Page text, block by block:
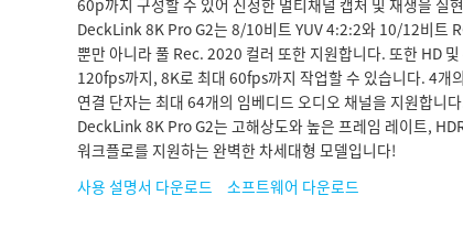
60p까지 구성할 수 있어 진정한 멀티채널 캡처 및 재생을 실
DeckLink 8K Pro G2는 8/10비트 YUV 4:2:2와 10/12비트
뿐만 아니라 풀 Rec. 2020 컬러 또한 지원합니다. 또한 HD
120fps까지, 8K로 최대 60fps까지 작업할 수 있습니다. 4개
연결 단자는 최대 64개의 임베디드 오디오 채널을 지원합니
DeckLink 8K Pro G2는 고해상도와 높은 프레임 레이트,
워크플로를 지원하는 완벽한 차세대형 모델입니다!
사용 설명서 다운로드
소프트웨어 다운로드